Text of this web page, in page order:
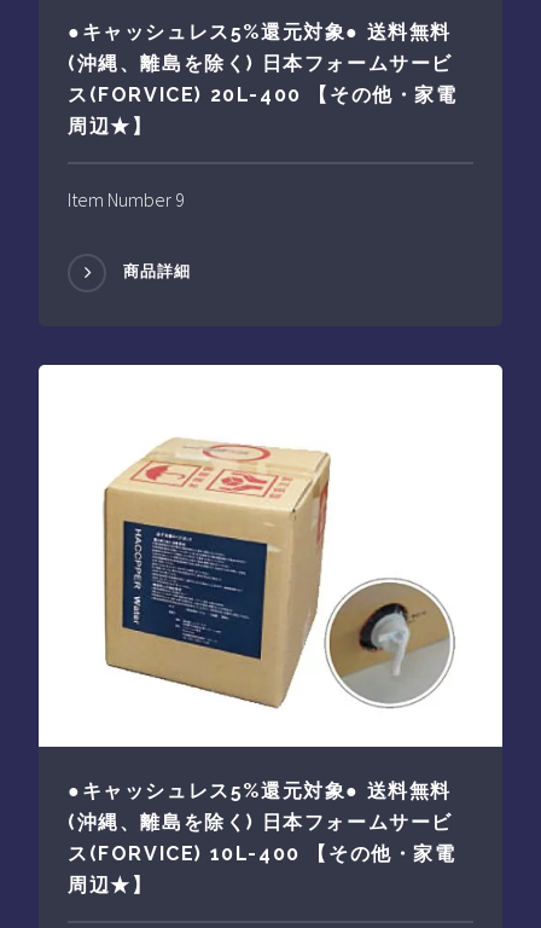
●キャッシュレス5%還元対象● 送料無料
(沖縄、離島を除く) 日本フォームサービ
ス(FORVICE) 20L-400 【その他・家電
周辺★】
Item Number 9
商品詳細
●キャッシュレス5%還元対象● 送料無料
(沖縄、離島を除く) 日本フォームサービ
ス(FORVICE) 10L-400 【その他・家電
周辺★】